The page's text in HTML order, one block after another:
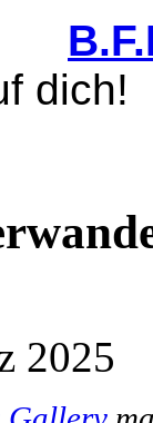
dich!
2025